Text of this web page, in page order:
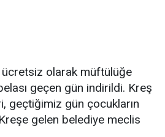
ücretsiz olarak müftülüğe
geçen gün indirildi. Kreş
geçtiğimiz gün çocukların
gelen belediye meclis